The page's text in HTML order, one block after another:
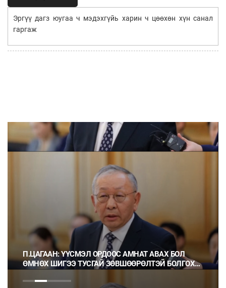
Эргүү дагз юугаа ч мэдэхгүйь харин ч цөөхөн хүн санал
гаргаж
БОЛ
БОЛГОХ
Ц.МОНГОЛ: НЭГ ГЭРЭЭГ ГЭМТ ХЭРЭГ
НЬ ОРХИХ НЬ ШУДАРГА ЁС УУ?